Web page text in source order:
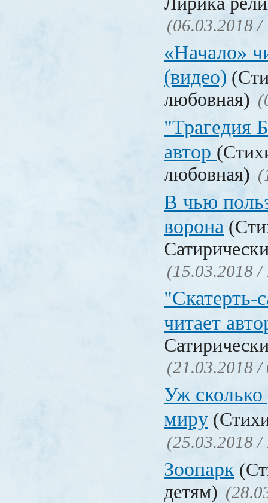
(06.03.2018 /
«Начало»
(видео)
любовная)
"Трагедия
автор
любовная)
В чью
ворона
(15.03.2018 /
"Скатерть-
читает
(21.03.2018 /
Уж сколько
миру
(25.03.2018 /
Зоопарк
детям)